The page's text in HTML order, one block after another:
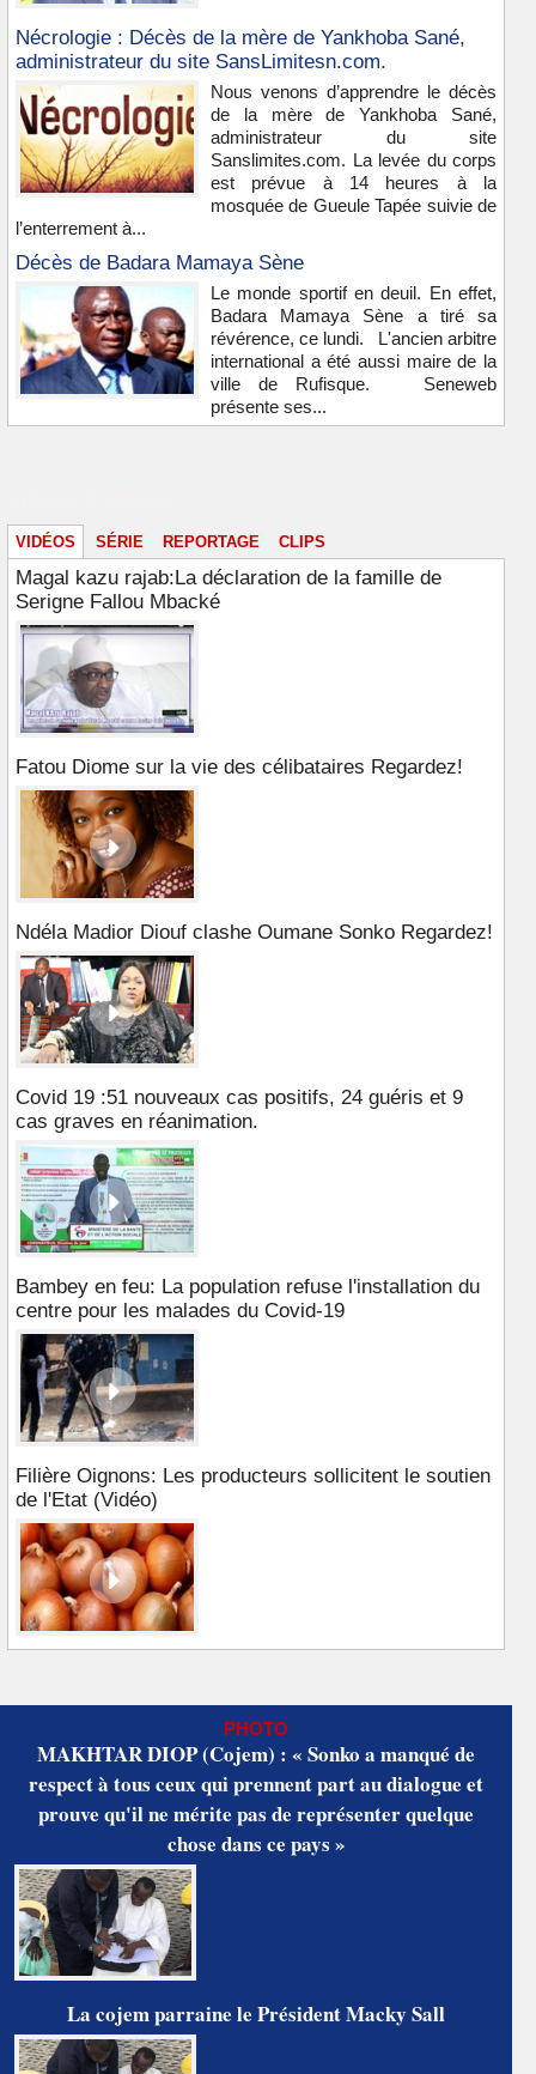
Nécrologie : Décès de la mère de Yankhoba Sané,
administrateur du site SansLimitesn.com.
Nous venons d’apprendre le décès
de la mère de Yankhoba Sané,
administrateur du site
Sanslimites.com. La levée du corps
est prévue à 14 heures à la
mosquée de Gueule Tapée suivie de
l’enterrement à...
Décès de Badara Mamaya Sène
Le monde sportif en deuil. En effet,
Badara Mamaya Sène a tiré sa
révérence, ce lundi. L'ancien arbitre
international a été aussi maire de la
ville de Rufisque. Seneweb
présente ses...
VIDÉOS SÉRIE REPORTAGE CLIPS
Magal kazu rajab:La déclaration de la famille de
Serigne Fallou Mbacké
Fatou Diome sur la vie des célibataires Regardez!
Ndéla Madior Diouf clashe Oumane Sonko Regardez!
Covid 19 :51 nouveaux cas positifs, 24 guéris et 9
cas graves en réanimation.
Bambey en feu: La population refuse l'installation du
centre pour les malades du Covid-19
Filière Oignons: Les producteurs sollicitent le soutien
de l'Etat (Vidéo)
PHOTO
MAKHTAR DIOP (Cojem) : « Sonko a manqué de
respect à tous ceux qui prennent part au dialogue et
prouve qu'il ne mérite pas de représenter quelque
chose dans ce pays »
La cojem parraine le Président Macky Sall